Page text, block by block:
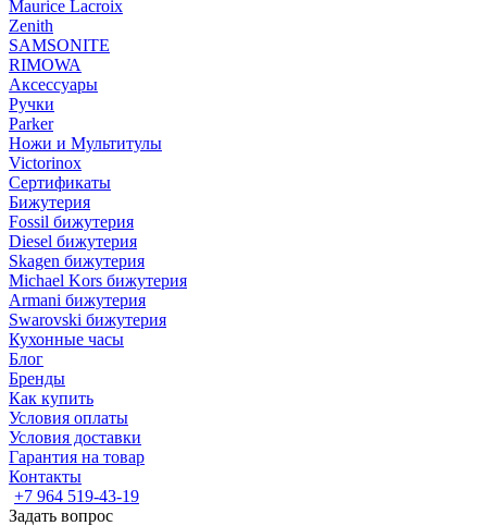
Maurice Lacroix
Zenith
SAMSONITE
RIMOWA
Аксессуары
Ручки
Parker
Ножи и Мультитулы
Victorinox
Сертификаты
Бижутерия
Fossil бижутерия
Diesel бижутерия
Skagen бижутерия
Michael Kors бижутерия
Armani бижутерия
Swarovski бижутерия
Кухонные часы
Блог
Бренды
Как купить
Условия оплаты
Условия доставки
Гарантия на товар
Контакты
+7 964 519-43-19
Задать вопрос